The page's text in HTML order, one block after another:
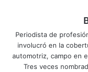
Periodista de
involucró en la
automotriz, campo en
Tres veces